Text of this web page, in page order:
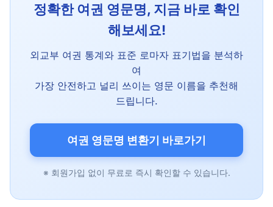
정확한 여권 영문명, 지금 바로 확인
해보세요!
외교부 여권 통계와 표준 로마자 표기법을 분석하
여
가장 안전하고 널리 쓰이는 영문 이름을 추천해
드립니다.
여권 영문명 변환기 바로가기
※ 회원가입 없이 무료로 즉시 확인할 수 있습니다.